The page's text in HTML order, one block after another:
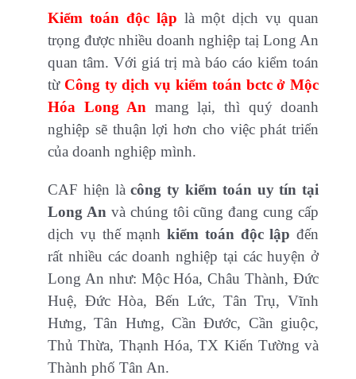
Kiểm toán độc lập là một dịch vụ quan
trọng được nhiều doanh nghiệp taị Long An
quan tâm. Với giá trị mà báo cáo kiểm toán
từ Công ty dịch vụ kiểm toán bctc ở Mộc
Hóa Long An mang lại, thì quý doanh
nghiệp sẽ thuận lợi hơn cho việc phát triển
của doanh nghiệp mình.
CAF hiện làcông ty kiểm toán uy tín tại
Long Anvà chúng tôi cũng đang cung cấp
dịch vụ thế mạnhkiểm toán độc lập đến
rất nhiều các doanh nghiệp tại các huyện ở
Long An như: Mộc Hóa, Châu Thành, Đức
Huệ, Đức Hòa, Bến Lức, Tân Trụ, Vĩnh
Hưng, Tân Hưng, Cần Đước, Cần giuộc,
Thủ Thừa, Thạnh Hóa, TX Kiến Tường và
Thành phố Tân An.